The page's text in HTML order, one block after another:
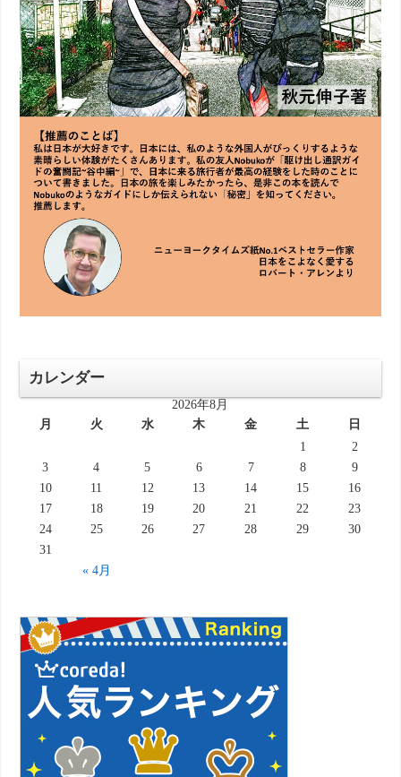
カレンダー
2026年8月
月
火 水 木 金 土 日
« 4月
1
2
3
4 5 6 7 8
9
10
11 12 13 14 15
16
17
18 19 20 21 22
23
24
25 26 27 28 29
30
31